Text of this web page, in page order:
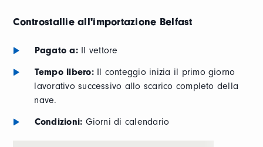
Controstallie all'importazione Belfast
Pagato a:Il vettore
Tempo libero:Il conteggio inizia il primo giorno
lavorativo successivo allo scarico completo della
nave.
Condizioni: Giorni di calendario